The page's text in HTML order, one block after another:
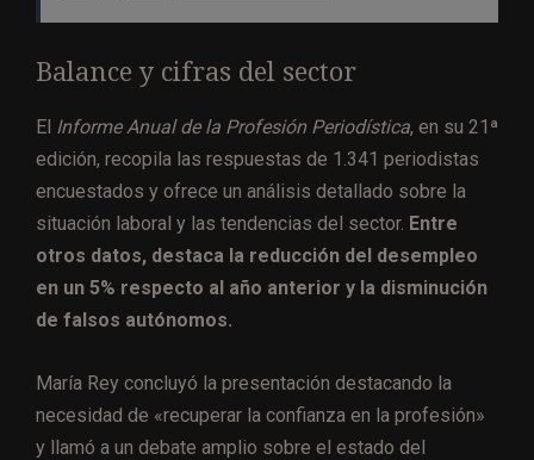
Balance y cifras del sector
El Informe Anual de la Profesión Periodística, en su 21ª
edición, recopila las respuestas de 1.341 periodistas
encuestados y ofrece un análisis detallado sobre la
situación laboral y las tendencias del sector. Entre
otros datos, destaca la reducción del desempleo
en un 5% respecto al año anterior y la disminución
de falsos autónomos.
María Rey concluyó la presentación destacando la
necesidad de «recuperar la confianza en la profesión»
y llamó a un debate amplio sobre el estado del